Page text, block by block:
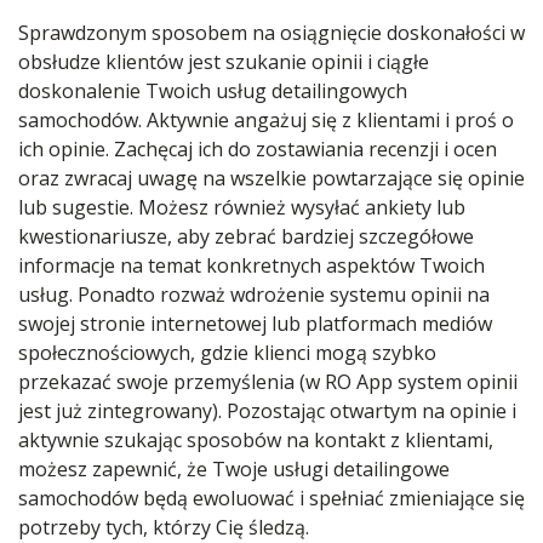
Sprawdzonym sposobem na osiągnięcie doskonałości w
obsłudze klientów jest szukanie opinii i ciągłe
doskonalenie Twoich usług detailingowych
samochodów. Aktywnie angażuj się z klientami i proś o
ich opinie. Zachęcaj ich do zostawiania recenzji i ocen
oraz zwracaj uwagę na wszelkie powtarzające się opinie
lub sugestie. Możesz również wysyłać ankiety lub
kwestionariusze, aby zebrać bardziej szczegółowe
informacje na temat konkretnych aspektów Twoich
usług. Ponadto rozważ wdrożenie systemu opinii na
swojej stronie internetowej lub platformach mediów
społecznościowych, gdzie klienci mogą szybko
przekazać swoje przemyślenia (w RO App system opinii
jest już zintegrowany). Pozostając otwartym na opinie i
aktywnie szukając sposobów na kontakt z klientami,
możesz zapewnić, że Twoje usługi detailingowe
samochodów będą ewoluować i spełniać zmieniające się
potrzeby tych, którzy Cię śledzą.